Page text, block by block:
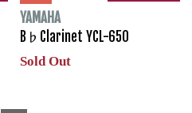
YAMAHA
B♭Clarinet YCL-650
Sold Out